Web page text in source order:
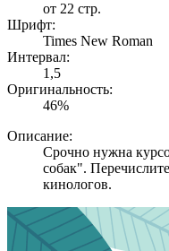
от 22 стр.
Шрифт:
Times New Roman
Интервал:
1,5
Оригинальность:
46%
Описание:
Срочно нужна
собак".
кинологов.